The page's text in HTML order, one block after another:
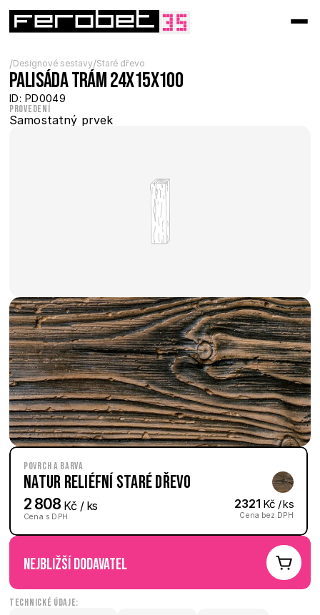
/Designové sestavy/Staré dřevo
Palisáda trám 24x15x100
ID: PD0049
Provedení
Samostatný prvek
Povrch a barva
Natur reliéfní Staré dřevo
2 808 Kč / ks
Cena s DPH
2321 Kč / ks
Cena bez DPH
nejbližší dodavatel
Technické údaje: